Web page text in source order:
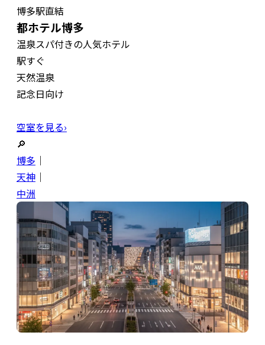
博多駅直結
都ホテル博多
温泉スパ付きの人気ホテル
駅すぐ
天然温泉
記念日向け
空室を見る›
🔎
博多 ｜
天神｜
中洲